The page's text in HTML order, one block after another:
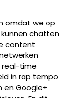
omdat we op
kunnen chatten
content
real-time
in rap tempo
en Google+